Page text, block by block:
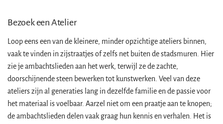
Bezoek een Atelier
Loop eens een van de kleinere, minder opzichtige ateliers binnen,
vaak te vinden in zijstraatjes of zelfs net buiten de stadsmuren. Hier
zie je ambachtslieden aan het werk, terwijl ze de zachte,
doorschijnende steen bewerken tot kunstwerken. Veel van deze
ateliers zijn al generaties lang in dezelfde familie en de passie voor
het materiaal is voelbaar. Aarzel niet om een praatje aan te knopen;
de ambachtslieden delen vaak graag hun kennis en verhalen. Het is